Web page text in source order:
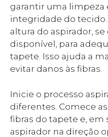
garantir uma limpeza
integridade do
altura do aspirador,
disponível, para
tapete. Isso ajuda a
evitar danos às fibras.
Inicie o processo
diferentes. Comece
fibras do tapete e, em
aspirador na direção